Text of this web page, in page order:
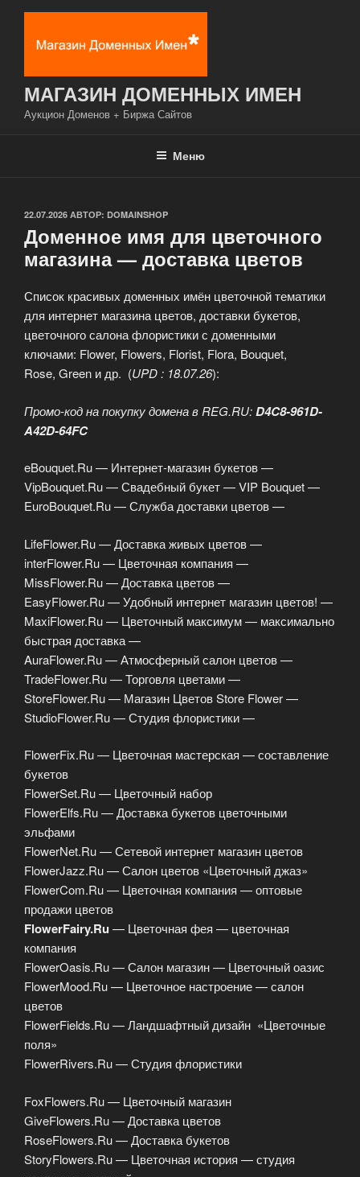
Перейти
содержимому
МАГАЗИН ДОМЕННЫХ ИМЕН
Аукцион Доменов + Биржа Сайтов
Меню
ОПУБЛИКОВАНО
22.07.2026 АВТОР: DOMAINSHOP
Доменное имя для цветочного
магазина — доставка цветов
Список красивых доменных имён цветочной тематики
для интернет магазина цветов, доставки букетов,
цветочного салона флористики с доменными
ключами: Flower, Flowers, Florist, Flora, Bouquet,
Rose, Green и др. (UPD : 18.07.26):
Промо-код на покупку домена в REG.RU:D4C8-961D-
A42D-64FC
eBouquet.Ru — Интернет-магазин букетов —
VipBouquet.Ru — Свадебный букет — VIP Bouquet —
EuroBouquet.Ru — Служба доставки цветов —
LifeFlower.Ru — Доставка живых цветов —
interFlower.Ru — Цветочная компания —
MissFlower.Ru — Доставка цветов —
EasyFlower.Ru — Удобный интернет магазин цветов! —
MaxiFlower.Ru — Цветочный максимум — максимально
быстрая доставка —
AuraFlower.Ru — Атмосферный салон цветов —
TradeFlower.Ru — Торговля цветами —
StoreFlower.Ru — Магазин Цветов Store Flower —
StudioFlower.Ru — Студия флористики —
FlowerFix.Ru — Цветочная мастерская — составление
букетов
FlowerSet.Ru — Цветочный набор
FlowerElfs.Ru — Доставка букетов цветочными
эльфами
FlowerNet.Ru — Сетевой интернет магазин цветов
FlowerJazz.Ru — Салон цветов «Цветочный джаз»
FlowerCom.Ru — Цветочная компания — оптовые
продажи цветов
FlowerFairy.Ru — Цветочная фея — цветочная
компания
FlowerOasis.Ru — Салон магазин — Цветочный оазис
FlowerMood.Ru — Цветочное настроение — салон
цветов
FlowerFields.Ru — Ландшафтный дизайн «Цветочные
поля»
FlowerRivers.Ru — Студия флористики
FoxFlowers.Ru — Цветочный магазин
GiveFlowers.Ru — Доставка цветов
RoseFlowers.Ru — Доставка букетов
StoryFlowers.Ru — Цветочная история — студия